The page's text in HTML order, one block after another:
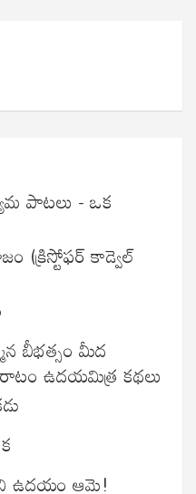
పాటలు - ఒక
(క్రిస్టోఫర్ కాడ్వెల్
బీభత్సం మీద
ఉదయమిత్ర కథలు
ఉదయం ఆమె!